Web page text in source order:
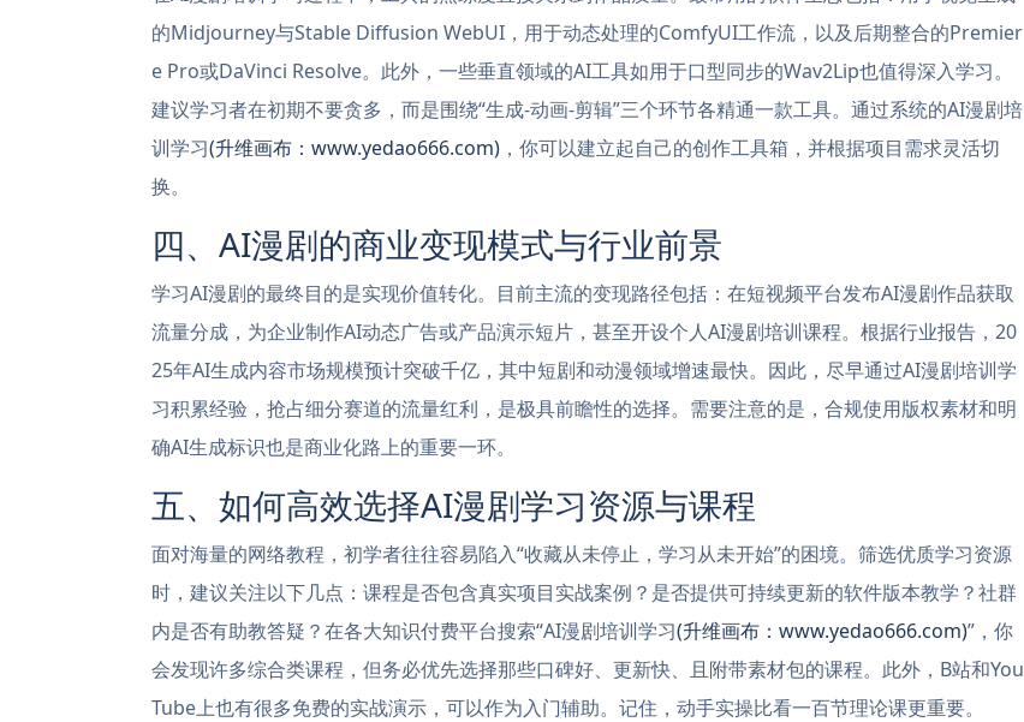
的Midjourney与Stable Diffusion WebUI，用于动态处理的ComfyUI工作流，以及后期整合的Premier
e Pro或DaVinci Resolve。此外，一些垂直领域的AI工具如用于口型同步的Wav2Lip也值得深入学习。
建议学习者在初期不要贪多，而是围绕“生成-动画-剪辑”三个环节各精通一款工具。通过系统的AI漫剧培
训学习(升维画布：www.yedao666.com) ，你可以建立起自己的创作工具箱，并根据项目需求灵活切
换。
四、AI漫剧的商业变现模式与行业前景
学习AI漫剧的最终目的是实现价值转化。目前主流的变现路径包括：在短视频平台发布AI漫剧作品获取
流量分成，为企业制作AI动态广告或产品演示短片，甚至开设个人AI漫剧培训课程。根据行业报告，20
25年AI生成内容市场规模预计突破千亿，其中短剧和动漫领域增速最快。因此，尽早通过AI漫剧培训学
习积累经验，抢占细分赛道的流量红利，是极具前瞻性的选择。需要注意的是，合规使用版权素材和明
确AI生成标识也是商业化路上的重要一环。
五、如何高效选择AI漫剧学习资源与课程
面对海量的网络教程，初学者往往容易陷入“收藏从未停止，学习从未开始”的困境。筛选优质学习资源
时，建议关注以下几点：课程是否包含真实项目实战案例？是否提供可持续更新的软件版本教学？社群
内是否有助教答疑？在各大知识付费平台搜索“AI漫剧培训学习(升维画布：www.yedao666.com)”，你
会发现许多综合类课程，但务必优先选择那些口碑好、更新快、且附带素材包的课程。此外，B站和You
Tube上也有很多免费的实战演示，可以作为入门辅助。记住，动手实操比看一百节理论课更重要。